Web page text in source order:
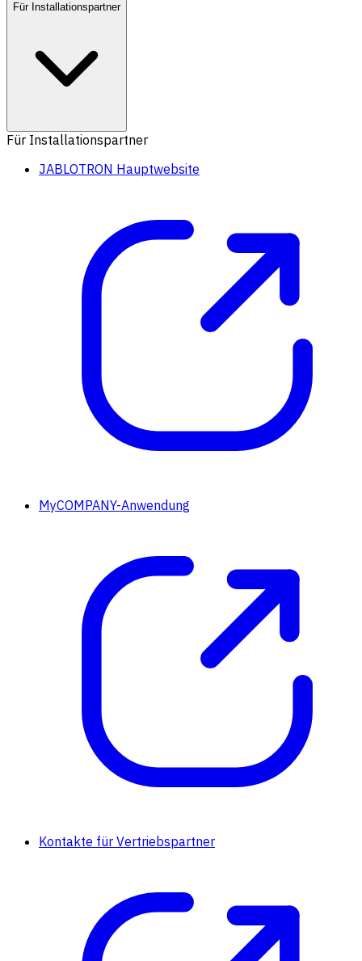
Für Installationspartner
Für Installationspartner
JABLOTRON Hauptwebsite
MyCOMPANY-Anwendung
Kontakte für Vertriebspartner